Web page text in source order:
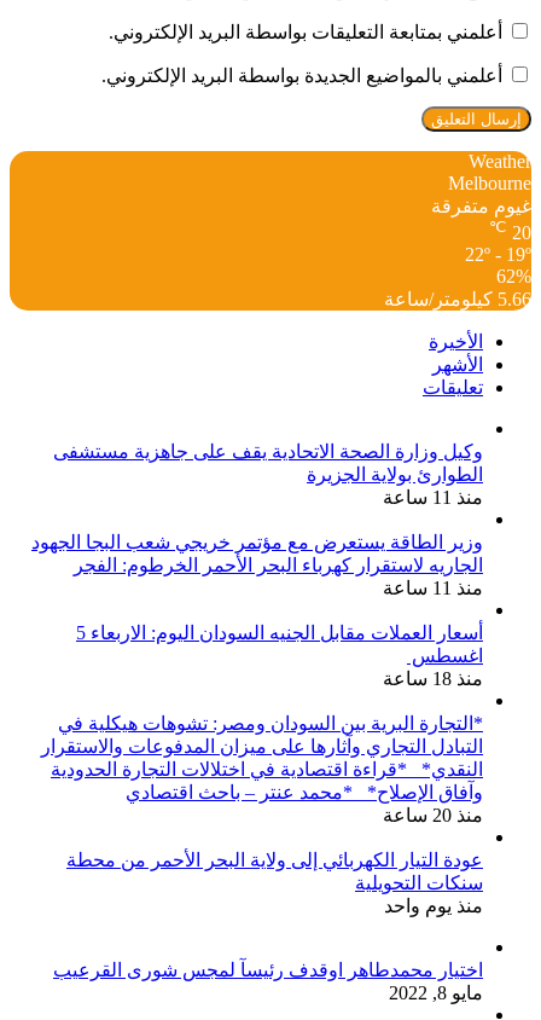
أعلمني بمتابعة التعليقات بواسطة البريد الإلكتروني.
أعلمني بالمواضيع الجديدة بواسطة البريد الإلكتروني.
Weather
Melbourne
غيوم متفرقة
20
℃
22º - 19º
62%
5.66 كيلومتر/ساعة
الأخيرة
الأشهر
تعليقات
وكيل وزارة الصحة الاتحادية يقف على جاهزية مستشفى
الطوارئ بولاية الجزيرة
منذ 11 ساعة
وزير الطاقة يستعرض مع مؤتمر خريجي شعب البجا الجهود
الجاريه لاستقرار كهرباء البحر الأحمر الخرطوم: الفجر
منذ 11 ساعة
أسعار العملات مقابل الجنيه السودان اليوم: الاربعاء 5
اغسطس
منذ 18 ساعة
*التجارة البرية بين السودان ومصر: تشوهات هيكلية في
التبادل التجاري وآثارها على ميزان المدفوعات والاستقرار
النقدي* *قراءة اقتصادية في اختلالات التجارة الحدودية
وآفاق الإصلاح* *محمد عنتر – باحث اقتصادي
منذ 20 ساعة
عودة التيار الكهربائي إلى ولاية البحر الأحمر من محطة
سنكات التحويلية
منذ يوم واحد
اختيار محمدطاهر اوقدف رئيسآ لمجس شورى القرعيب
مايو 8, 2022